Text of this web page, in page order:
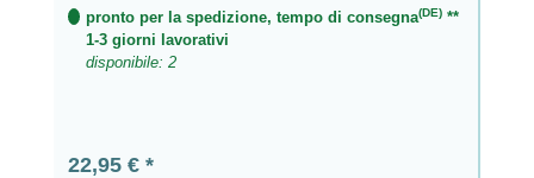
pronto per la spedizione, tempo di consegna(DE) **
1-3 giorni lavorativi
disponibile: 2
Prezzo normale:
22,95 €